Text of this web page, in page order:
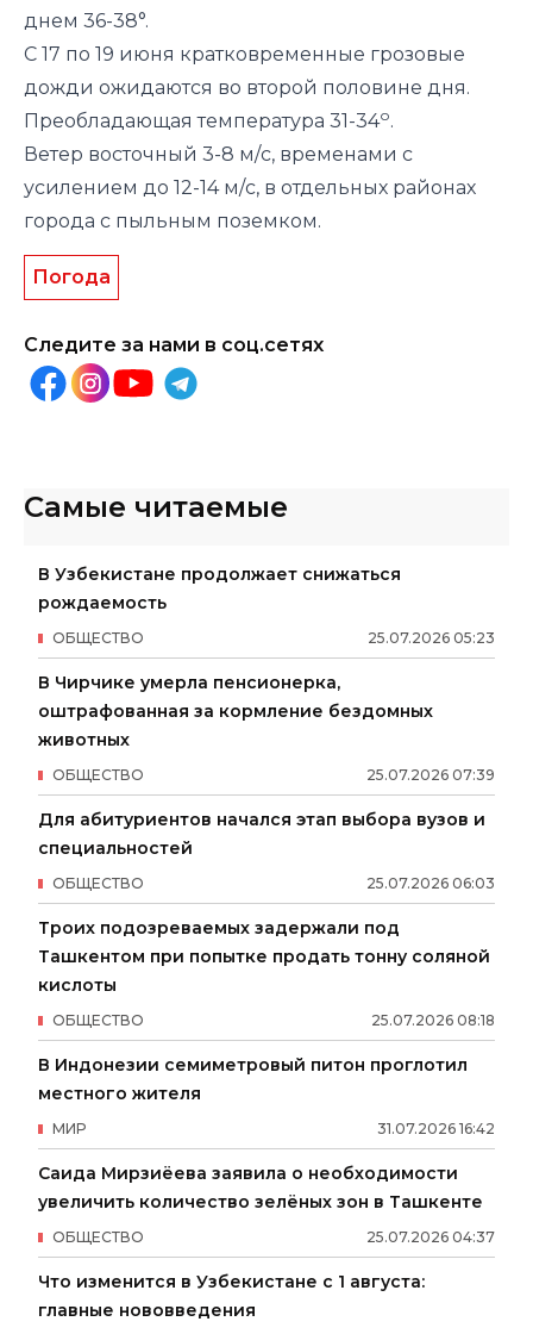
днем 36-38°.
С 17 по 19 июня кратковременные грозовые
дожди ожидаются во второй половине дня.
Преобладающая температура 31-34о.
Ветер восточный 3-8 м/с, временами с
усилением до 12-14 м/с, в отдельных районах
города с пыльным поземком.
Погода
Следите за нами в соц.сетях
Самые читаемые
В Узбекистане продолжает снижаться
рождаемость
25.07.2026 05:23
ОБЩЕСТВО
В Чирчике умерла пенсионерка,
оштрафованная за кормление бездомных
животных
25.07.2026 07:39
ОБЩЕСТВО
Для абитуриентов начался этап выбора вузов и
специальностей
25.07.2026 06:03
ОБЩЕСТВО
Троих подозреваемых задержали под
Ташкентом при попытке продать тонну соляной
кислоты
25.07.2026 08:18
ОБЩЕСТВО
В Индонезии семиметровый питон проглотил
местного жителя
31.07.2026 16:42
МИР
Саида Мирзиёева заявила о необходимости
увеличить количество зелёных зон в Ташкенте
25.07.2026 04:37
ОБЩЕСТВО
Что изменится в Узбекистане с 1 августа:
главные нововведения